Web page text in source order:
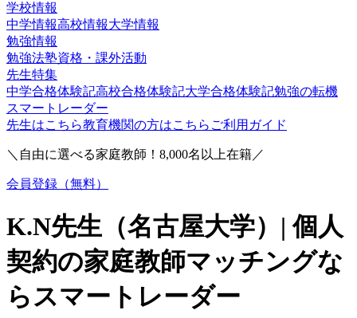
学校情報
中学情報高校情報大学情報
勉強情報
勉強法塾資格・課外活動
先生特集
中学合格体験記高校合格体験記大学合格体験記勉強の転機
スマートレーダー
先生はこちら教育機関の方はこちら ご利用ガイド
＼自由に選べる家庭教師！ 8,000名以上在籍／
会員登録（無料）
K.N先生（名古屋大学）| 個人
契約の家庭教師マッチングな
らスマートレーダー